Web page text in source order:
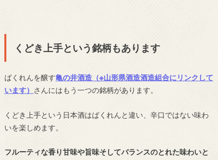
くどき上手という銘柄もあります
ばくれんを醸す亀の井酒造（※山形県酒造酒造組合にリンクして
います）
さんにはもう一つの銘柄があります。
くどき上手という日本酒はばくれんと違い、辛口ではない味わ
いを楽しめます。
フルーティな香り甘味や旨味そしてバランスのとれた味わいと